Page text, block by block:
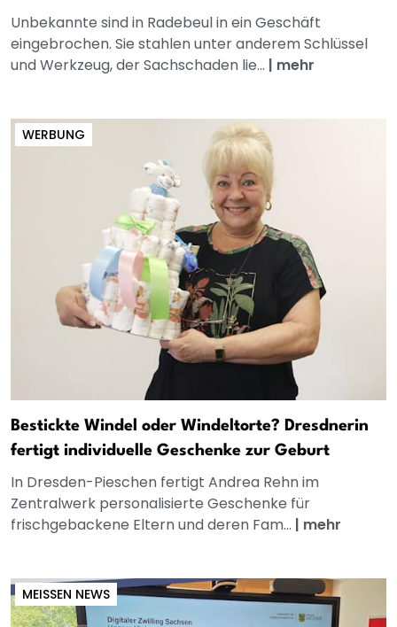
Unbekannte sind in Radebeul in ein Geschäft
eingebrochen. Sie stahlen unter anderem Schlüssel
und Werkzeug, der Sachschaden lie... | mehr
WERBUNG
Bestickte Windel oder Windeltorte? Dresdnerin
fertigt individuelle Geschenke zur Geburt
In Dresden-Pieschen fertigt Andrea Rehn im
Zentralwerk personalisierte Geschenke für
frischgebackene Eltern und deren Fam... | mehr
MEISSEN NEWS